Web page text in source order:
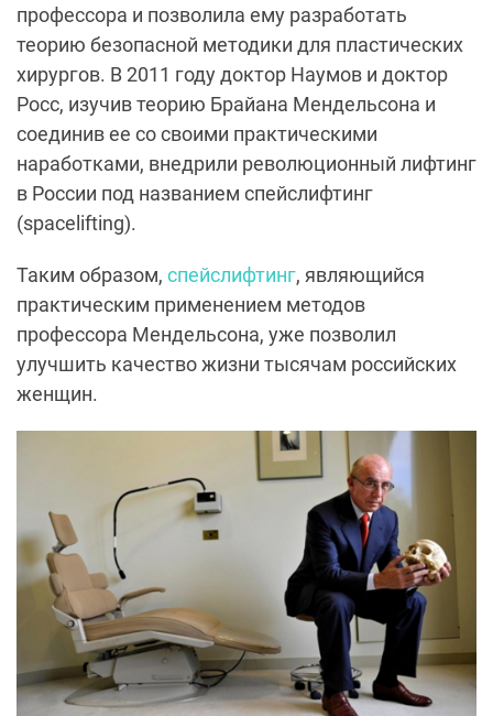
профессора и позволила ему разработать
теорию безопасной методики для пластических
хирургов. В 2011 году доктор Наумов и доктор
Росс, изучив теорию Брайана Мендельсона и
соединив ее со своими практическими
наработками, внедрили революционный лифтинг
в России под названием спейслифтинг
(spacelifting).
Таким образом, спейслифтинг, являющийся
практическим применением методов
профессора Мендельсона, уже позволил
улучшить качество жизни тысячам российских
женщин.